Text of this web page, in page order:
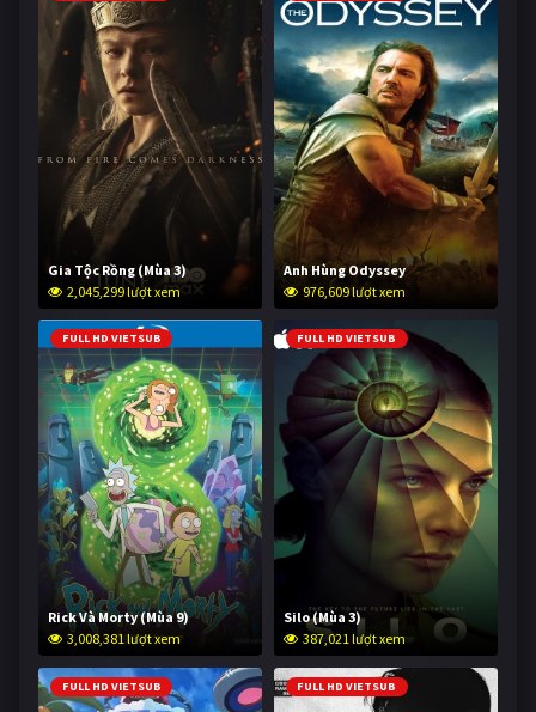
Gia Tộc Rồng (Mùa 3)
2,045,299 lượt xem
Anh Hùng Odyssey
976,609 lượt xem
FULL HD VIETSUB
Rick Và Morty (Mùa 9)
3,008,381 lượt xem
FULL HD VIETSUB
Silo (Mùa 3)
387,021 lượt xem
FULL HD VIETSUB FULL HD VIETSUB